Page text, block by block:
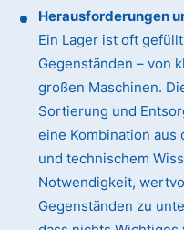
Herausforderungen
Ein Lager ist oft
Gegenständen – von
großen Maschinen.
Sortierung und
eine Kombination
und technischem
Notwendigkeit,
Gegenständen zu